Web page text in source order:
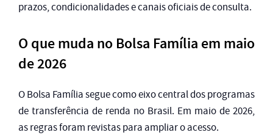
prazos, condicionalidades e canais oficiais de consulta.
O que muda no Bolsa Família em maio
de 2026
O Bolsa Família segue como eixo central dos programas
de transferência de renda no Brasil. Em maio de 2026,
as regras foram revistas para ampliar o acesso.